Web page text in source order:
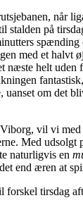
når
stalden på
spænding
med et halvt
næste helt uden
uanset om det
vil vi
Med udsolgt
naturligvis en
end æren at
forskel tirsdag